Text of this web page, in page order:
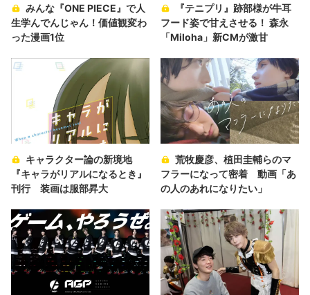
みんな『ONE PIECE』で人
生学んでんじゃん！価値観変わ
った漫画1位
『テニプリ』跡部様が牛耳
フード姿で甘えさせる！ 森永
「Miloha」新CMが激甘
キャラクター論の新境地
『キャラがリアルになるとき』
刊行 装画は服部昇大
荒牧慶彦、植田圭輔らのマ
フラーになって密着 動画「あ
の人のあれになりたい」